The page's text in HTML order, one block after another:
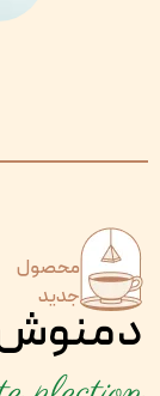
محصول
جدید
دمنوش